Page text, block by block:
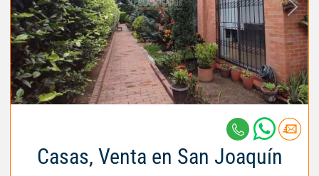
Casas, Venta en San Joaquín